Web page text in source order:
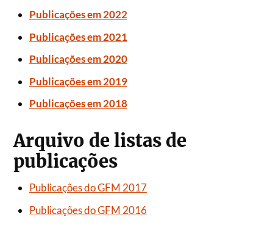
Publicações em 2022
Publicações em 2021
Publicações em 2020
Publicações em 2019
Publicações em 2018
Arquivo de listas de
publicações
Publicações do GFM 2017
Publicações do GFM 2016